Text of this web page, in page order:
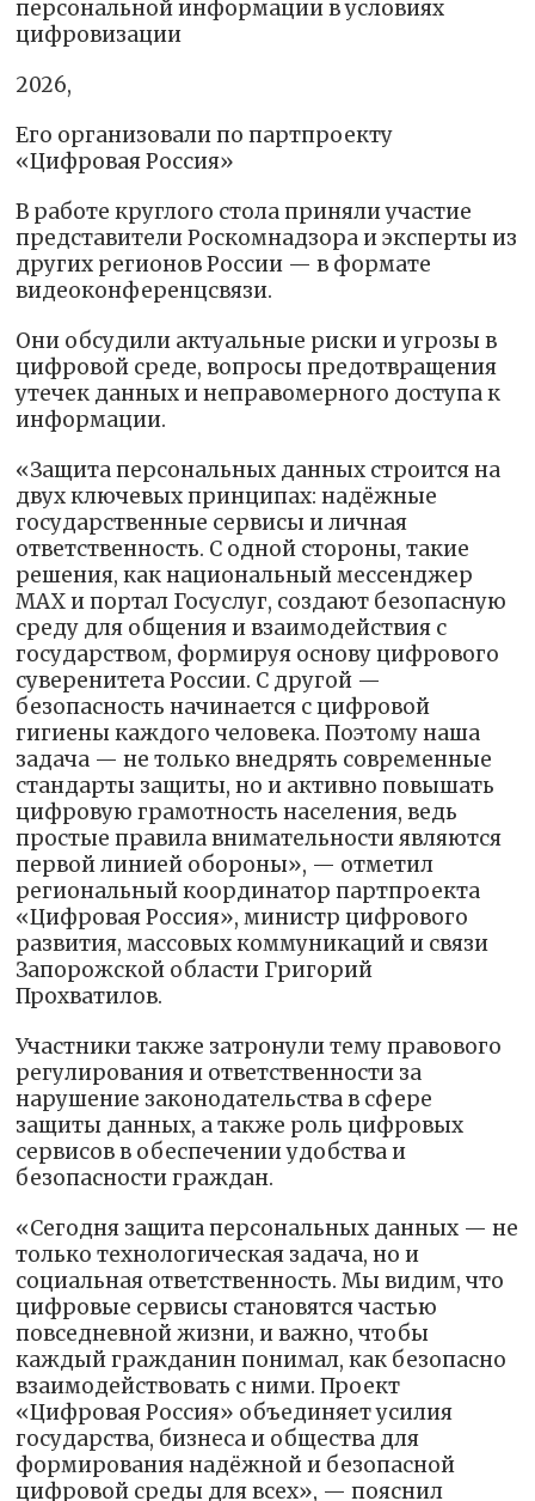
персональной информации в условиях
цифровизации
2026,
Его организовали по партпроекту
«Цифровая Россия»
В работе круглого стола приняли участие
представители Роскомнадзора и эксперты из
других регионов России — в формате
видеоконференцсвязи.
Они обсудили актуальные риски и угрозы в
цифровой среде, вопросы предотвращения
утечек данных и неправомерного доступа к
информации.
«Защита персональных данных строится на
двух ключевых принципах: надёжные
государственные сервисы и личная
ответственность. С одной стороны, такие
решения, как национальный мессенджер
MAX и портал Госуслуг, создают безопасную
среду для общения и взаимодействия с
государством, формируя основу цифрового
суверенитета России. С другой —
безопасность начинается с цифровой
гигиены каждого человека. Поэтому наша
задача — не только внедрять современные
стандарты защиты, но и активно повышать
цифровую грамотность населения, ведь
простые правила внимательности являются
первой линией обороны», — отметил
региональный координатор партпроекта
«Цифровая Россия», министр цифрового
развития, массовых коммуникаций и связи
Запорожской области Григорий
Прохватилов.
Участники также затронули тему правового
регулирования и ответственности за
нарушение законодательства в сфере
защиты данных, а также роль цифровых
сервисов в обеспечении удобства и
безопасности граждан.
«Сегодня защита персональных данных — не
только технологическая задача, но и
социальная ответственность. Мы видим, что
цифровые сервисы становятся частью
повседневной жизни, и важно, чтобы
каждый гражданин понимал, как безопасно
взаимодействовать с ними. Проект
«Цифровая Россия» объединяет усилия
государства, бизнеса и общества для
формирования надёжной и безопасной
цифровой среды для всех», — пояснил